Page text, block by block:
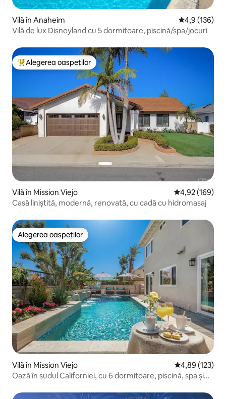
Vilă în Anaheim Scor mediu
4,9 (136)
Vilă de lux Disneyland cu 5 dormitoare, piscină/spa/jocuri
Locuință din topul categoriei Alegerea oaspeților
Alegerea oaspeților
Vilă în Mission Viejo Scor mediu de
4,92 (169)
Casă liniștită, modernă, renovată, cu cadă cu hidromasaj
Alegerea oaspeților
Alegerea oaspeților
Vilă în Mission Viejo Scor mediu de
4,89 (123)
Oază în sudul Californiei, cu 6 dormitoare, piscină, spa și